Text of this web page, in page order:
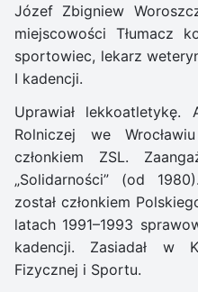
Józef Zbigniew
miejscowości Tłumacz
sportowiec, lekarz
I kadencji.
Uprawiał lekkoatletykę.
Rolniczej we
członkiem ZSL.
„Solidarności” (od
został członkiem
latach 1991–1993
kadencji. Zasiadał w
Fizycznej i Sportu.